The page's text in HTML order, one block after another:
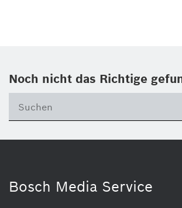
Noch nicht das Richtige
Bosch Media Service